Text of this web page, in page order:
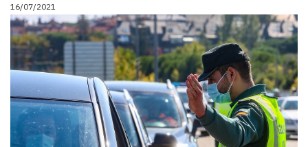
16/07/2021